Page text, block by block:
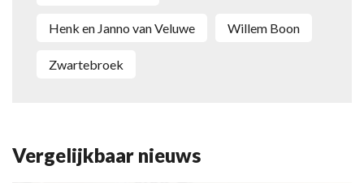
Henk en Janno van Veluwe Willem Boon
Zwartebroek
Vergelijkbaar nieuws